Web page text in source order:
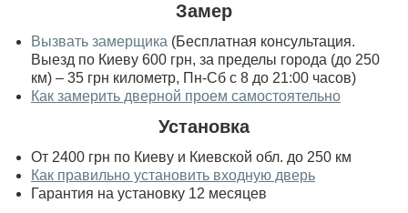
Замер
Вызвать замерщика (Бесплатная консультация.
Выезд по Киеву 600 грн, за пределы города (до 250
км) – 35 грн километр, Пн-Сб с 8 до 21:00 часов)
Как замерить дверной проем самостоятельно
Установка
От 2400 грн по Киеву и Киевской обл. до 250 км
Как правильно установить входную дверь
Гарантия на установку 12 месяцев